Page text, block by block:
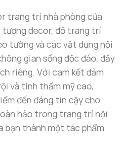
nga để oto đáng yêu
Hộp Khăn Giấy
Hà Nội?
trang trí nhà phòng của
tượng decor, đồ trang trí
tường và các vật dụng nội
gian sống độc đáo, đầy
riêng. Với cam kết đảm
và tính thẩm mỹ cao,
đến đáng tin cậy cho
hảo trong trang trí nội
bạn thành một tác phẩm